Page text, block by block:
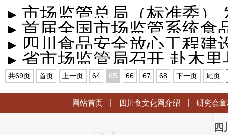
▸ 市场监管总局（标准委）
家标准
▸ 首届全国市场监管系统食
预赛开赛
▸ 四川食品安全放心工程建
告捷
▸ 省市场监管局召开 赴木
座谈会
共69页 首页 上一页 64 65 66 67 68 下一页 尾页
网站首页 四川食文化网介绍 研究会